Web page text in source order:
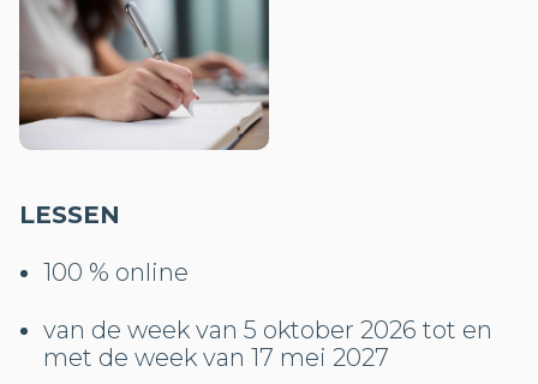
LESSEN
100 % online
van de week van 5 oktober 2026 tot en
met de week van 17 mei 2027